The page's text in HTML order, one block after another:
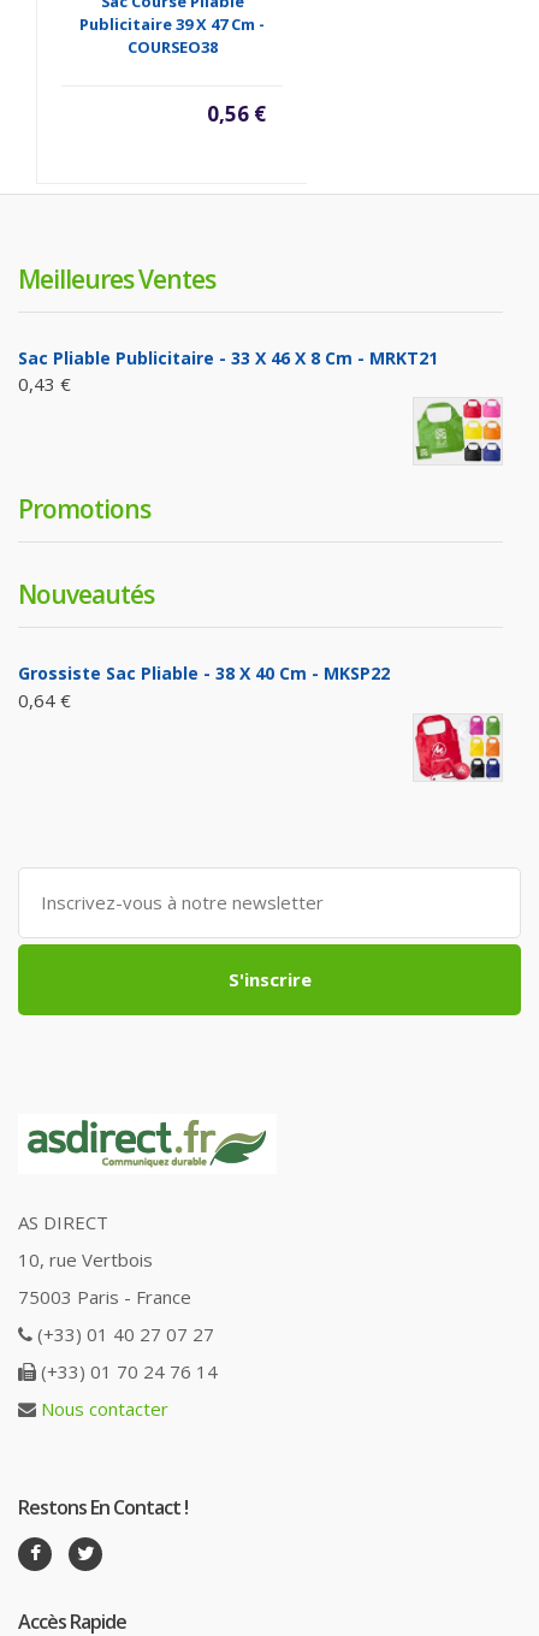
Publicitaire 39 X 47 Cm -
COURSEO38
0,56 €
Meilleures Ventes
Sac Pliable Publicitaire - 33 X 46 X 8 Cm - MRKT21
0,43 €
Promotions
Nouveautés
Grossiste Sac Pliable - 38 X 40 Cm - MKSP22
0,64 €
S'inscrire
AS DIRECT
10, rue Vertbois
75003 Paris - France
(+33) 01 40 27 07 27
(+33) 01 70 24 76 14
Nous contacter
Restons En Contact !
Accès Rapide